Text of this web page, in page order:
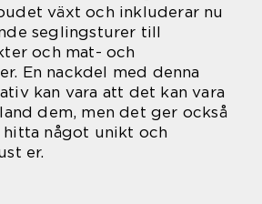
växt och inkluderar nu
seglingsturer till
och mat- och
En nackdel med denna
kan vara att det kan vara
dem, men det ger också
något unikt och
er.